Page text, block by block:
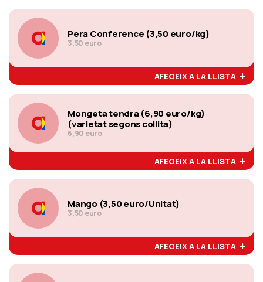
Pera Conference (3,50 euro/kg)
3,50 euro
AFEGEIX A LA LLISTA
Mongeta tendra (6,90 euro/kg)
(varietat segons collita)
6,90 euro
AFEGEIX A LA LLISTA
Mango (3,50 euro/Unitat)
3,50 euro
AFEGEIX A LA LLISTA